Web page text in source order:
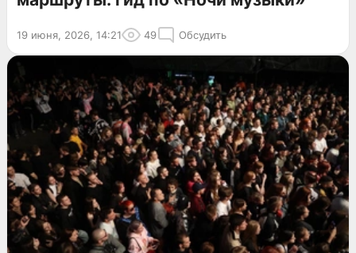
19 июня, 2026, 14:21 49 Обсудить